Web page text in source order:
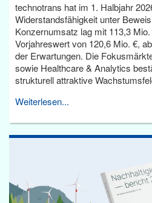
technotrans hat im 1. Halbjahr
Widerstandsfähigkeit unter
Konzernumsatz lag mit 113,3
Vorjahreswert von 120,6 Mio. €,
der Erwartungen. Die
sowie Healthcare & Analytics
strukturell attraktive
Weiterlesen...